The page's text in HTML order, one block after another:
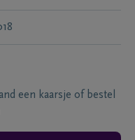
een kaarsje of bestel